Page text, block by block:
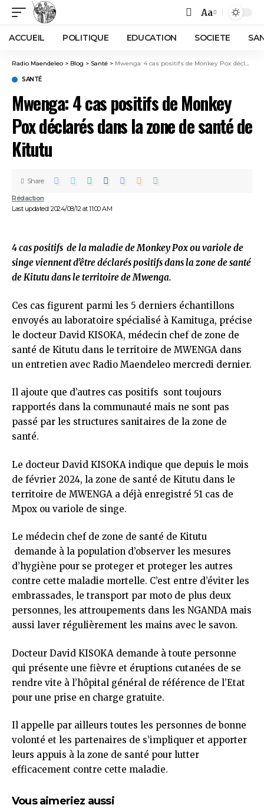
Aa
ACCUEIL POLITIQUE EDUCATION SOCIETE
Radio Maendeleo > Blog > Santé > Mwenga: 4 cas positifs de Monkey Pox déclarés dans la zone de santé de Kitutu
SANTÉ
Mwenga: 4 cas positifs de Monkey
Pox déclarés dans la zone de santé de
Kitutu
Last updated: 2024/08/12 at 11:00 AM
Rédaction
Share
4 cas positifs de la maladie de Monkey Pox ou variole de
singe viennent d’être déclarés positifs dans la zone de santé
de Kitutu dans le territoire de Mwenga.
Ces cas figurent parmi les 5 derniers échantillons
envoyés au laboratoire spécialisé à Kamituga, précise
le docteur David KISOKA, médecin chef de zone de
santé de Kitutu dans le territoire de MWENGA dans
un entretien avec Radio Maendeleo mercredi dernier.
Il ajoute que d’autres cas positifs sont toujours
rapportés dans la communauté mais ne sont pas
passé par les structures sanitaires de la zone de
santé.
Le docteur David KISOKA indique que depuis le mois
de février 2024, la zone de santé de Kitutu dans le
territoire de MWENGA a déjà enregistré 51 cas de
Mpox ou variole de singe.
Le médecin chef de zone de santé de Kitutu
demande à la population d’observer les mesures
d’hygiène pour se proteger et proteger les autres
contre cette maladie mortelle. C’est entre d’éviter les
embrassades, le transport par moto de plus deux
personnes, les attroupements dans les NGANDA mais
aussi laver régulièrement les mains avec le savon.
Docteur David KISOKA demande à toute personne
qui présente une fièvre et éruptions cutanées de se
rendre vite à l’hôpital général de référence de l’Etat
pour une prise en charge gratuite.
Il appelle par ailleurs toutes les personnes de bonne
volonté et les partenaires de s’impliquer et apporter
leurs appuis à la zone de santé pour lutter
efficacement contre cette maladie.
Vous aimeriez aussi